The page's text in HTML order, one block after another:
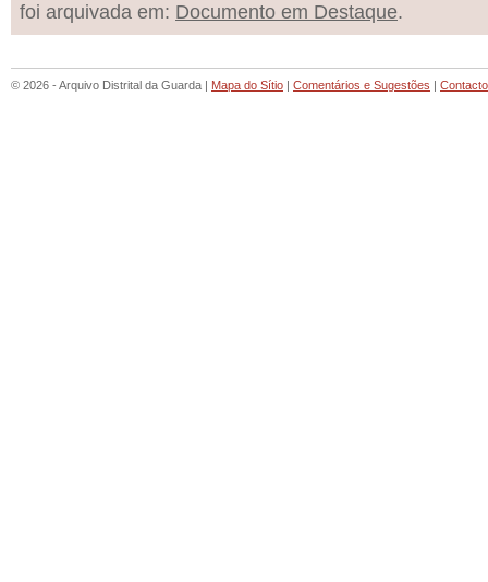
foi arquivada em: Documento em Destaque.
© 2026 - Arquivo Distrital da Guarda | Mapa do Sítio | Comentários e Sugestões |